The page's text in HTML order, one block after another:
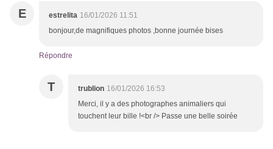
E estrelita 16/01/2026 11:51
bonjour,de magnifiques photos ,bonne journée bises
Répondre
T trublion 16/01/2026 16:53
Merci, il y a des photographes animaliers qui
touchent leur bille !<br /> Passe une belle soirée